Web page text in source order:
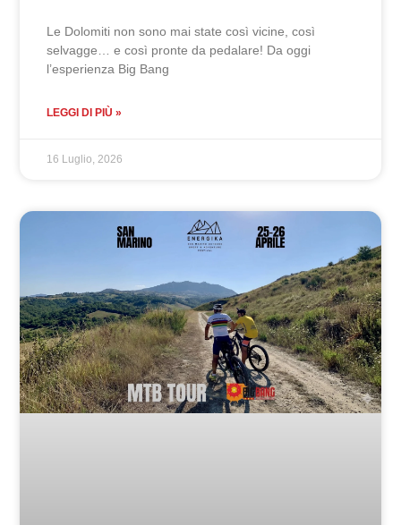
Le Dolomiti non sono mai state così vicine, così
selvagge… e così pronte da pedalare! Da oggi
l’esperienza Big Bang
LEGGI DI PIÙ »
16 Luglio, 2026